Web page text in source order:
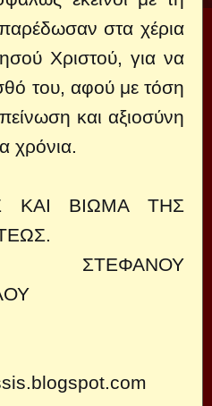
στα χέρια
Χριστού, για να
του, αφού με τόση
και αξιοσύνη
χρόνια.
ΚΑΙ ΒΙΩΜΑ ΤΗΣ